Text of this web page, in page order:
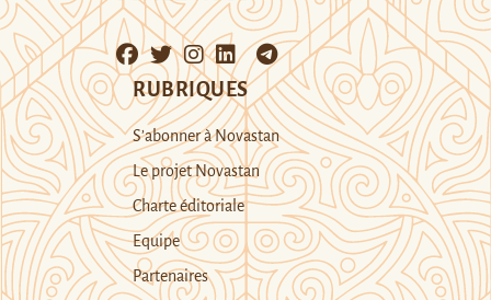
RUBRIQUES
S’abonner à Novastan
Le projet Novastan
Charte éditoriale
Equipe
Partenaires